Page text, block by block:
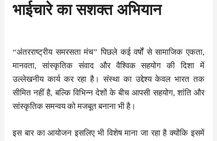
भाईचारे का सशक्त अभियान
“अंतरराष्ट्रीय समरसता मंच” पिछले कई वर्षों से सामाजिक एकता,
मानवता, सांस्कृतिक संवाद और वैश्विक सहयोग की दिशा में
उल्लेखनीय कार्य कर रहा है। संस्था का उद्देश्य केवल भारत तक
सीमित नहीं है, बल्कि विभिन्न देशों के बीच आपसी सहयोग, शांति और
सांस्कृतिक समन्वय को मजबूत बनाना भी है।
इस बार का आयोजन इसलिए भी विशेष माना जा रहा है क्योंकि इसमें